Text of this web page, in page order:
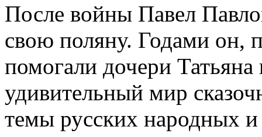
После войны Павел
свою поляну. Годами он,
помогали дочери Татьяна
удивительный мир
темы русских народных